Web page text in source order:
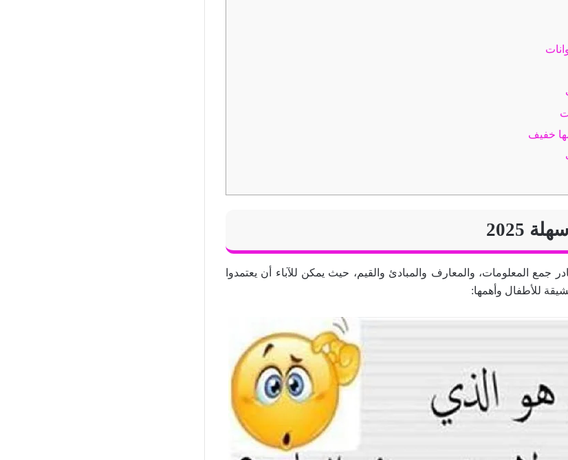
خفيف
2025
جمع المعلومات، والمعارف والمبادئ والقيم، حيث يمكن للآباء أن يعتمدوا
للأطفال وأهمها: